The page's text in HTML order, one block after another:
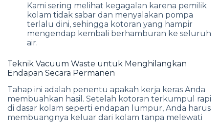
Kami sering melihat kegagalan karena pemilik
kolam tidak sabar dan menyalakan pompa
terlalu dini, sehingga kotoran yang hampir
mengendap kembali berhamburan ke seluruh
air.
Teknik Vacuum Waste untuk Menghilangkan
Endapan Secara Permanen
Tahap ini adalah penentu apakah kerja keras Anda
membuahkan hasil. Setelah kotoran terkumpul rapi
di dasar kolam seperti endapan lumpur, Anda harus
membuangnya keluar dari kolam tanpa melewati